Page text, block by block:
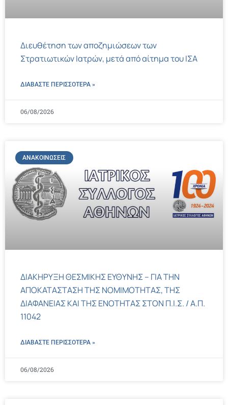
Διευθέτηση των αποζημιώσεων των
Στρατιωτικών Ιατρών, μετά από αίτημα του ΙΣΑ
ΔΙΑΒΑΣΤΕ ΠΕΡΙΣΣΌΤΕΡΑ »
06/08/2026
ΑΝΑΚΟΙΝΏΣΕΙΣ
ΔΙΑΚΗΡΥΞΗ ΘΕΣΜΙΚΗΣ ΕΥΘΥΝΗΣ – ΓΙΑ ΤΗΝ
ΑΠΟΚΑΤΑΣΤΑΣΗ ΤΗΣ ΝΟΜΙΜΟΤΗΤΑΣ, ΤΗΣ
ΔΙΑΦΑΝΕΙΑΣ ΚΑΙ ΤΗΣ ΕΝΟΤΗΤΑΣ ΣΤΟΝ Π.Ι.Σ. / Α.Π.
11042
ΔΙΑΒΑΣΤΕ ΠΕΡΙΣΣΌΤΕΡΑ »
06/08/2026